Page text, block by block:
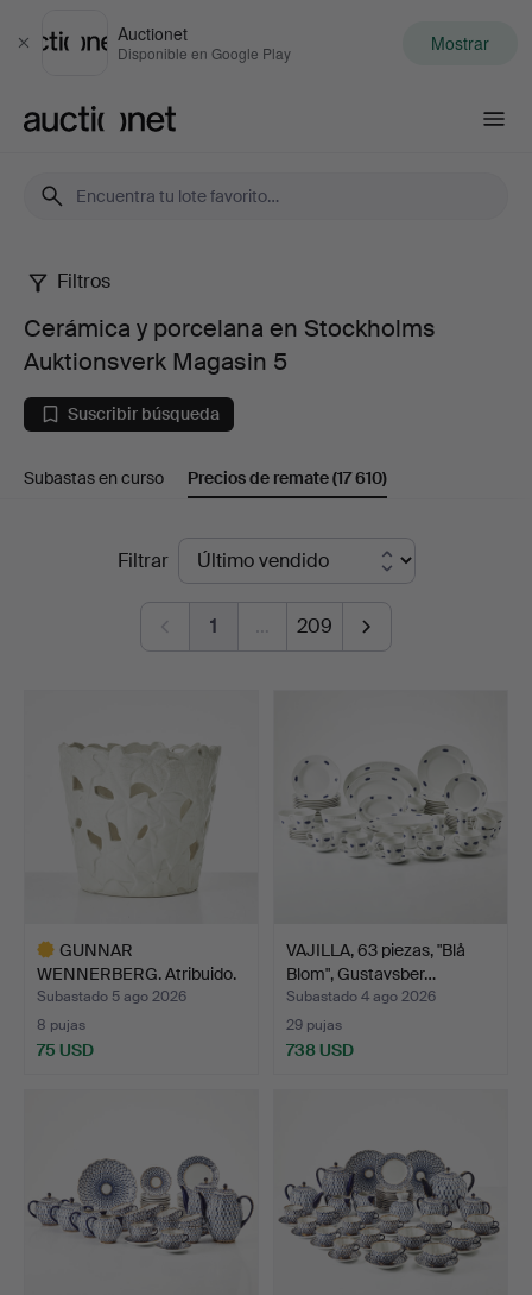
Cerrar
Auctionet
Disponible en Google Play Mostrar
Cerámica
porcelana
en
Auktionsverk
Magasin
Filtros
Cerámica y porcelana en Stockholms
Auktionsverk Magasin 5
Suscribir búsqueda
Subastas en curso Precios de remate(17 610)
Filtrar
1 … 209
GUNNAR
WENNERBERG. Atribuido.
Macetero, es…
Subastado 5 ago 2026
8 pujas
75 USD
VAJILLA, 63 piezas, "Blå
Blom", Gustavsber…
Subastado 4 ago 2026
29 pujas
738 USD